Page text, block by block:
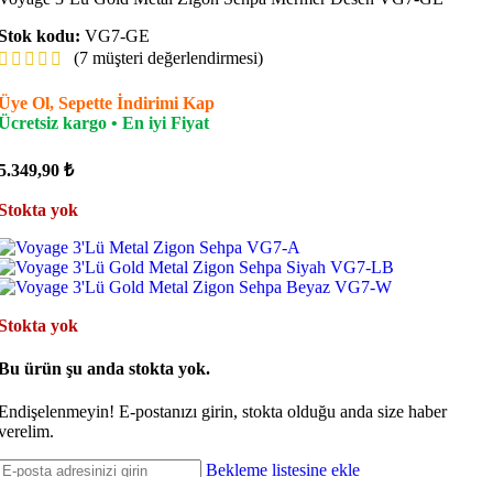
kodu: VG7-GE
(7 müşteri değerlendirmesi)
Ol, Sepette İndirimi Kap
kargo • En iyi Fiyat
₺
yok
yok
ürün şu anda stokta yok.
E-postanızı girin, stokta olduğu anda size haber
Bekleme listesine ekle